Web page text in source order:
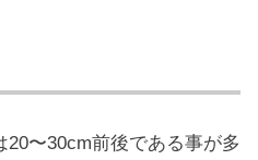
〜30cm前後である事が多